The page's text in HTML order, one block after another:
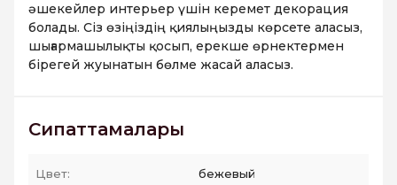
әшекейлер интерьер үшін керемет декорация
болады. Сіз өзіңіздің қиялыңызды көрсете аласыз,
шығармашылықты қосып, ерекше өрнектермен
бірегей жуынатын бөлме жасай аласыз.
Сипаттамалары
Цвет: бежевый